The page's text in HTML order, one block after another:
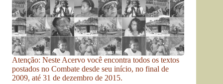
Atenção: Neste Acervo você encontra todos os textos
postados no Combate desde seu início, no final de
2009, até 31 de dezembro de 2015.